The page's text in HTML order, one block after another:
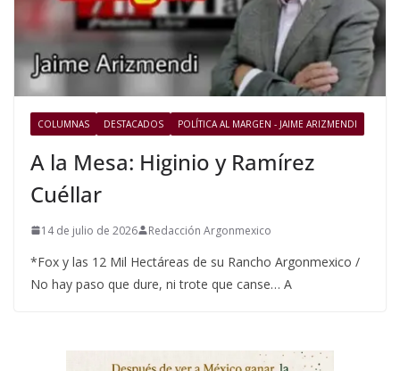
COLUMNAS DESTACADOS POLÍTICA AL MARGEN - JAIME ARIZMENDI
A la Mesa: Higinio y Ramírez
Cuéllar
14 de julio de 2026 Redacción Argonmexico
*Fox y las 12 Mil Hectáreas de su Rancho Argonmexico /
No hay paso que dure, ni trote que canse… A